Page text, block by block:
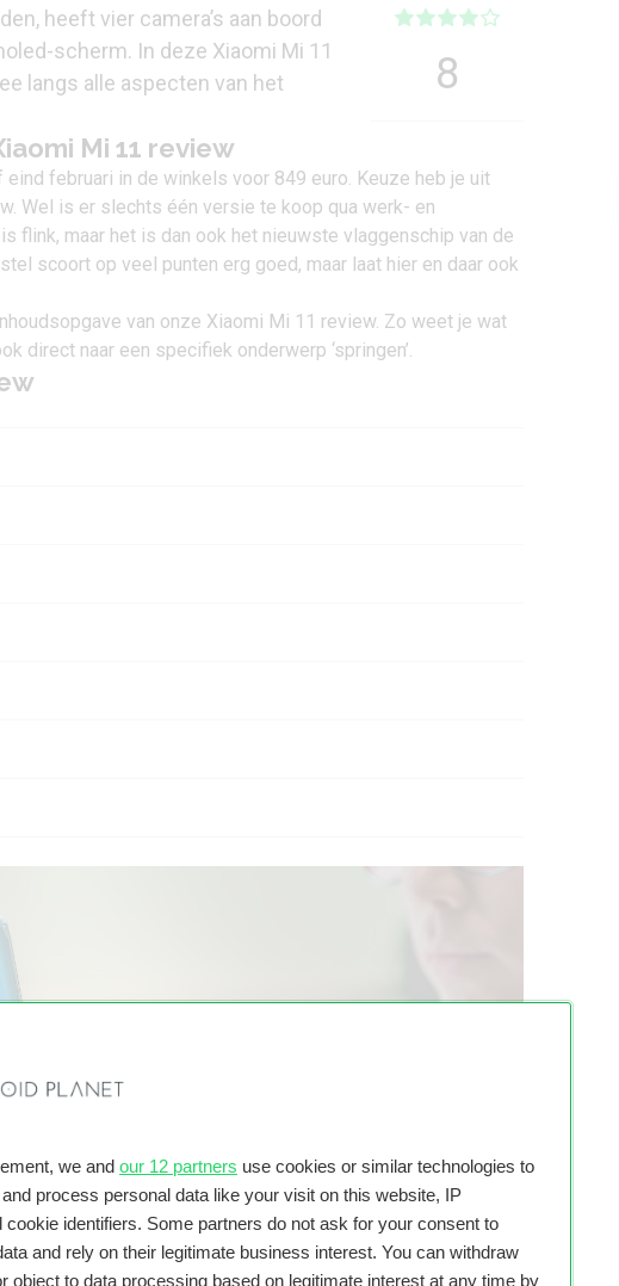
we and our 12 partners use cookies or similar technologies to
process personal data like your visit on this website, IP
cookie identifiers. Some partners do not ask for your consent to
and rely on their legitimate business interest. You can withdraw
object to data processing based on legitimate interest at any time by
8
heeft vier camera’s aan boord
scherm. In deze Xiaomi Mi 11
langs alle aspecten van het
Mi 11 review
eind februari in de winkels voor 849 euro. Keuze heb je uit
Wel is er slechts één versie te koop qua werk- en
flink, maar het is dan ook het nieuwste vlaggenschip van de
scoort op veel punten erg goed, maar laat hier en daar ook
van onze Xiaomi Mi 11 review. Zo weet je wat
direct naar een specifiek onderwerp ‘springen’.